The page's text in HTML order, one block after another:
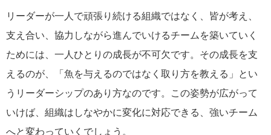
リーダーが一人で頑張り続ける組織ではなく、皆が考え、
支え合い、協力しながら進んでいけるチームを築いていく
ためには、一人ひとりの成長が不可欠です。その成長を支
えるのが、「魚を与えるのではなく取り方を教える」とい
うリーダーシップのあり方なのです。この姿勢が広がって
いけば、組織はしなやかに変化に対応できる、強いチーム
へと変わっていくでしょう。